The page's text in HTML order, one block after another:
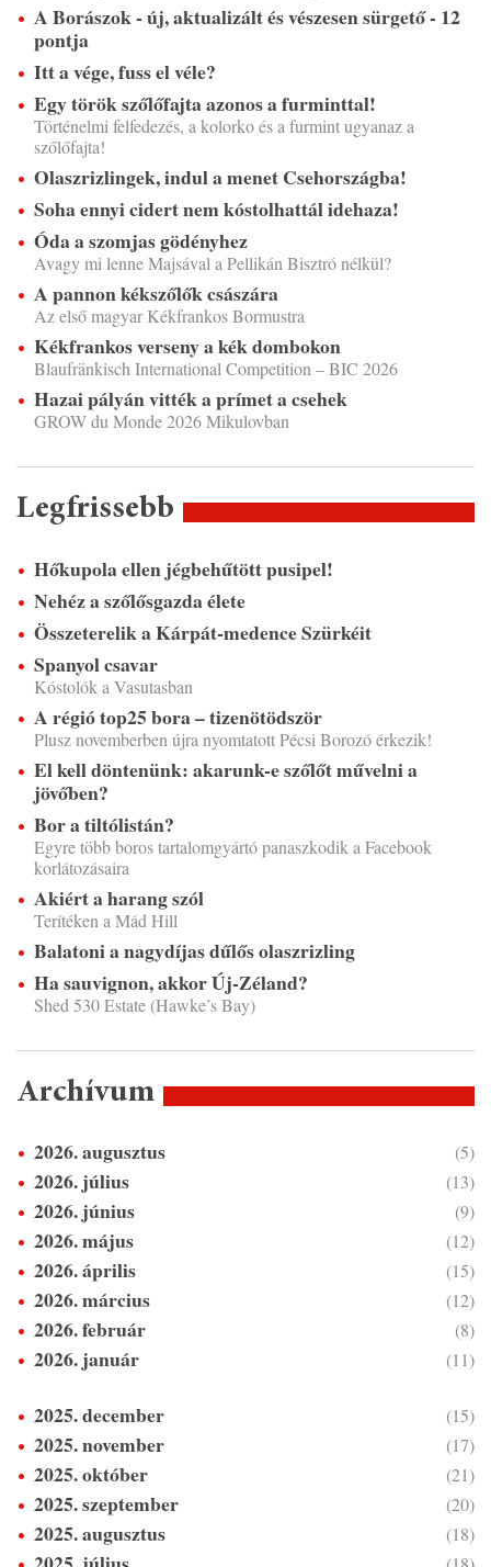
A Borászok - új, aktualizált és vészesen sürgető - 12
pontja
Itt a vége, fuss el véle?
Egy török szőlőfajta azonos a furminttal!
Történelmi felfedezés, a kolorko és a furmint ugyanaz a
szőlőfajta!
Olaszrizlingek, indul a menet Csehországba!
Soha ennyi cidert nem kóstolhattál idehaza!
Óda a szomjas gödényhez
Avagy mi lenne Majsával a Pellikán Bisztró nélkül?
A pannon kékszőlők császára
Az első magyar Kékfrankos Bormustra
Kékfrankos verseny a kék dombokon
Blaufränkisch International Competition – BIC 2026
Hazai pályán vitték a prímet a csehek
GROW du Monde 2026 Mikulovban
Legfrissebb
Hőkupola ellen jégbehűtött pusipel!
Nehéz a szőlősgazda élete
Összeterelik a Kárpát-medence Szürkéit
Spanyol csavar
Kóstolók a Vasutasban
A régió top25 bora – tizenötödször
Plusz novemberben újra nyomtatott Pécsi Borozó érkezik!
El kell döntenünk: akarunk-e szőlőt művelni a
jövőben?
Bor a tiltólistán?
Egyre több boros tartalomgyártó panaszkodik a Facebook
korlátozásaira
Akiért a harang szól
Terítéken a Mád Hill
Balatoni a nagydíjas dűlős olaszrizling
Ha sauvignon, akkor Új-Zéland?
Shed 530 Estate (Hawke’s Bay)
Archívum
2026. augusztus (5)
2026. július (13)
2026. június (9)
2026. május (12)
2026. április (15)
2026. március (12)
2026. február (8)
2026. január (11)
2025. december (15)
2025. november (17)
2025. október (21)
2025. szeptember (20)
2025. augusztus (18)